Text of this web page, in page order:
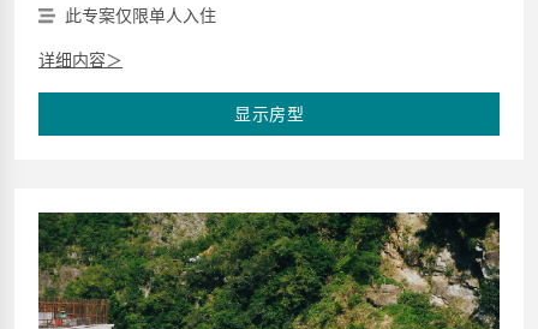
此专案仅限单人入住
详细内容＞
显示房型